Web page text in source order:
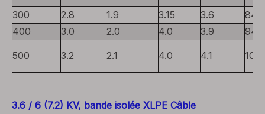
300 2.8 1.9 3.15 3.6
84
400
3.0 2.0 4.0 3.9 94
500 3.2 2.1 4.0 4.1 103
3.6 / 6 (7.2) KV, bande isolée XLPE Câble